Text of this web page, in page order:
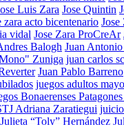
Luis Zara Jose Quintin
zara acto bicentenario Jose
vidal Jose Zara ProCreAr
Balogh Juan
Zuniga juan carlos
Juan Pablo Barreno
juegos adultos
Bonaerenses
Adriana Zaratiegui
Julieta “Toly” Hernández